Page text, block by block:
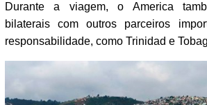
Durante a viagem, o America
bilaterais com outros parceiros
responsabilidade, como Trinidad e